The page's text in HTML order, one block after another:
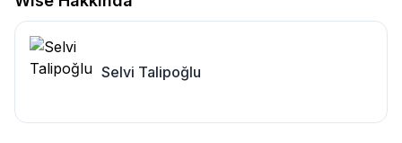
Selvi Talipoğlu